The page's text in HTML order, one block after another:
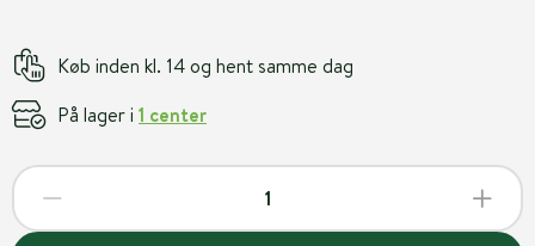
Køb inden kl. 14 og hent samme dag
På lager i 1 center